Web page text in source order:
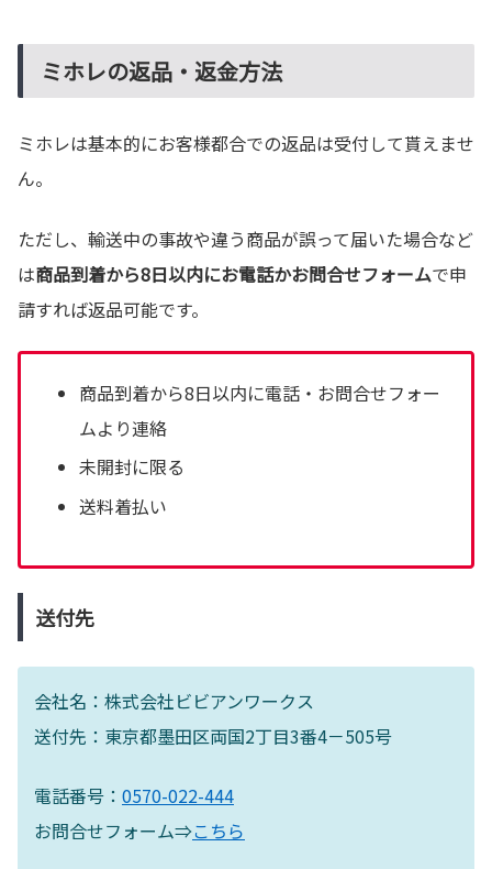
ミホレの返品・返金方法
ミホレは基本的にお客様都合での返品は受付して貰えませ
ん。
ただし、輸送中の事故や違う商品が誤って届いた場合など
は商品到着から8日以内にお電話かお問合せフォームで申
請すれば返品可能です。
商品到着から8日以内に電話・お問合せフォー
ムより連絡
未開封に限る
送料着払い
送付先
会社名：株式会社ビビアンワークス
送付先：東京都墨田区両国2丁目3番4－505号
電話番号： 0570-022-444
お問合せフォーム⇒こちら